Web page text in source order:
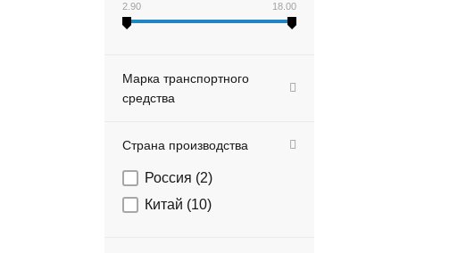
2.90 18.00
Марка транспортного
средства
Страна производства
Россия (2)
Китай (10)